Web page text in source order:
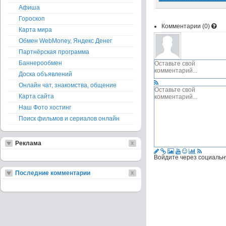
Комментарии (0)
Войдите через
Афиша
Гороскоп
Карта мира
Обмен WebMoney, Яндекс Денег
Партнёрская программа
Баннерообмен
Доска объявлений
Онлайн чат, знакомства, общение
Карта сайта
Наш Фото хостинг
Поиск фильмов и сериалов онлайн
Реклама
Последние комментарии